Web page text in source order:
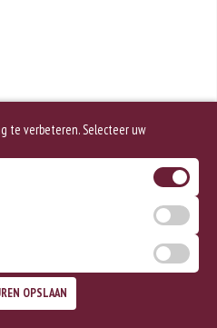
te verbeteren. Selecteer uw
OPSLAAN